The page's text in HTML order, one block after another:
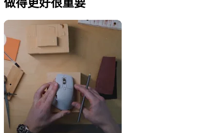
做得更好很重要